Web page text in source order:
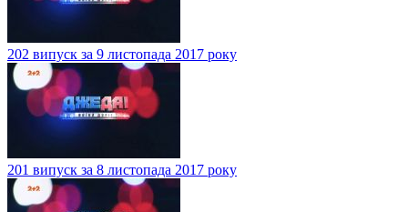
202 випуск за 9 листопада 2017 року
201 випуск за 8 листопада 2017 року